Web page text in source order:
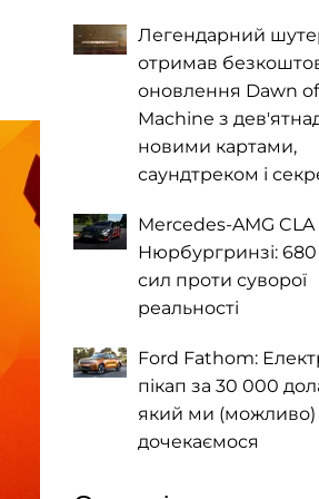
Легендарний
отримав
оновлення Dawn
Machine з
новими картами,
саундтреком і
Mercedes-AMG CLA
Нюрбургринзі: 680
сил проти суворої
реальності
Ford Fathom:
пікап за 30 000
який ми (можливо)
дочекаємося